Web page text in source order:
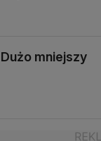
mniejszy